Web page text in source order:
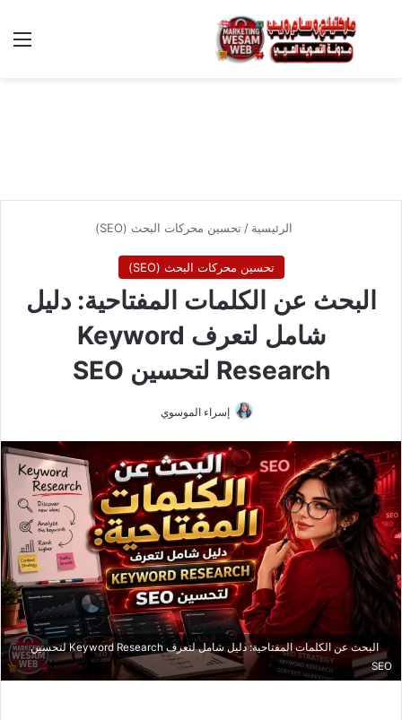
بحث عن
الرئيسية / تحسين محركات البحث (SEO)
تحسين محركات البحث (SEO)
البحث عن الكلمات المفتاحية: دليل
شامل لتعرف Keyword
Research لتحسين SEO
إسراء الموسوي
البحث عن الكلمات المفتاحية: دليل شامل لتعرف Keyword Research لتحسين
SEO